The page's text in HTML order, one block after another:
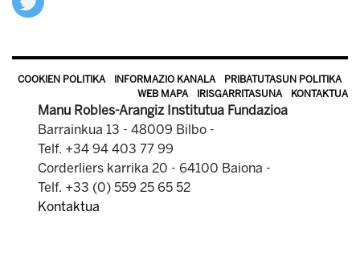
COOKIEN POLITIKA INFORMAZIO KANALA
PRIBATUTASUN POLITIKA
WEB MAPA
IRISGARRITASUNA KONTAKTUA
Manu Robles-Arangiz Institutua Fundazioa
Barrainkua 13 - 48009 Bilbo -
Telf. +34 94 403 77 99
Corderliers karrika 20 - 64100 Baiona -
Telf. +33 (0) 559 25 65 52
Kontaktua